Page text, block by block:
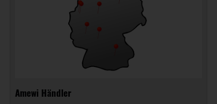
Amewi Händler